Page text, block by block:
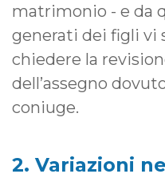
matrimonio - e da
generati dei figli vi
chiedere la
dell’assegno
coniuge.
2. Variazioni